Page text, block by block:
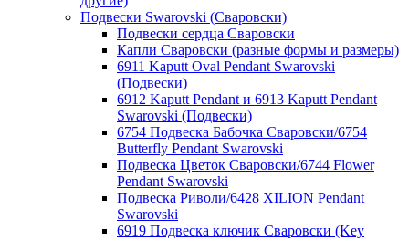
Подвески Swarovski (Сваровски)
Подвески сердца Сваровски
Капли Сваровски (разные формы и размеры)
6911 Kaputt Oval Pendant Swarovski
(Подвески)
6912 Kaputt Pendant и 6913 Kaputt Pendant
Swarovski (Подвески)
6754 Подвеска Бабочка Сваровски/6754
Butterfly Pendant Swarovski
Подвеска Цветок Сваровски/6744 Flower
Pendant Swarovski
Подвеска Риволи/6428 XILION Pendant
Swarovski
6919 Подвеска ключик Сваровски (Key